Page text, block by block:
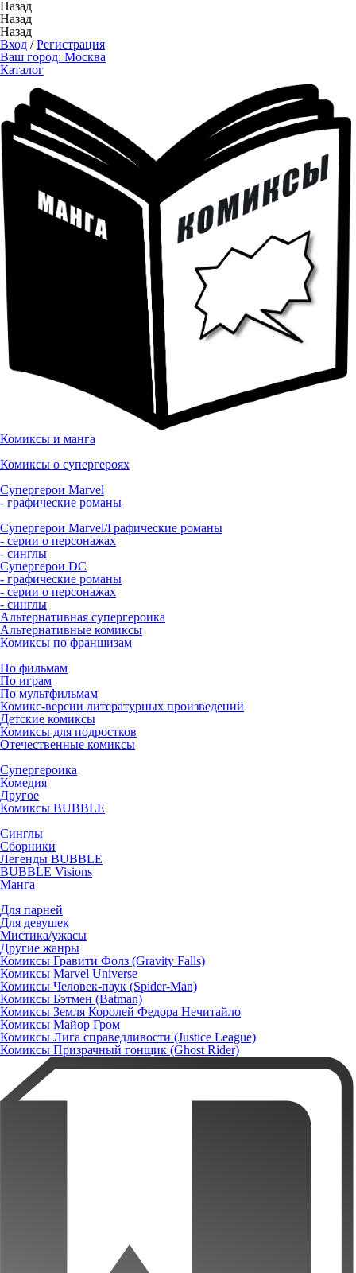
Назад
Назад
Назад
Вход /Регистрация
Ваш город: Москва
Каталог
Комиксы и манга
Комиксы о супергероях
Супергерои Marvel
- графические романы
Супергерои Marvel/Графические романы
- серии о персонажах
- синглы
Супергерои DC
- графические романы
- серии о персонажах
- синглы
Альтернативная супергероика
Альтернативные комиксы
Комиксы по франшизам
По фильмам
По играм
По мультфильмам
Комикс-версии литературных произведений
Детские комиксы
Комиксы для подростков
Отечественные комиксы
Супергероика
Комедия
Другое
Комиксы BUBBLE
Синглы
Сборники
Легенды BUBBLE
BUBBLE Visions
Манга
Для парней
Для девушек
Мистика/ужасы
Другие жанры
Комиксы Гравити Фолз (Gravity Falls)
Комиксы Marvel Universe
Комиксы Человек-паук (Spider-Man)
Комиксы Бэтмен (Batman)
Комиксы Земля Королей Федора Нечитайло
Комиксы Майор Гром
Комиксы Лига справедливости (Justice League)
Комиксы Призрачный гонщик (Ghost Rider)